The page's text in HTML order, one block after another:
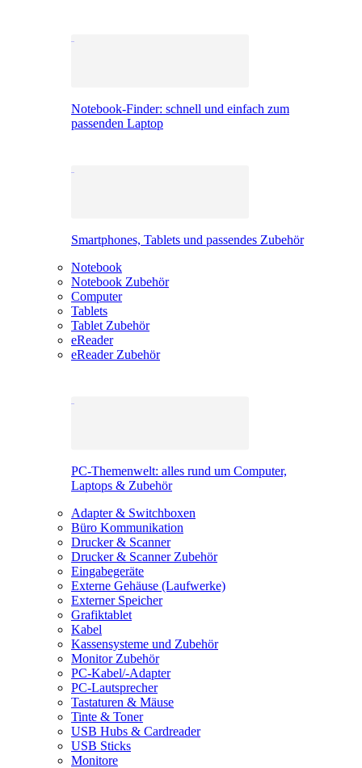
Notebook-Finder: schnell und einfach zum
passenden Laptop
Smartphones, Tablets und passendes Zubehör
Notebook
Notebook Zubehör
Computer
Tablets
Tablet Zubehör
eReader
eReader Zubehör
PC-Themenwelt: alles rund um Computer,
Laptops & Zubehör
Adapter & Switchboxen
Büro Kommunikation
Drucker & Scanner
Drucker & Scanner Zubehör
Eingabegeräte
Externe Gehäuse (Laufwerke)
Externer Speicher
Grafiktablet
Kabel
Kassensysteme und Zubehör
Monitor Zubehör
PC-Kabel/-Adapter
PC-Lautsprecher
Tastaturen & Mäuse
Tinte & Toner
USB Hubs & Cardreader
USB Sticks
Monitore